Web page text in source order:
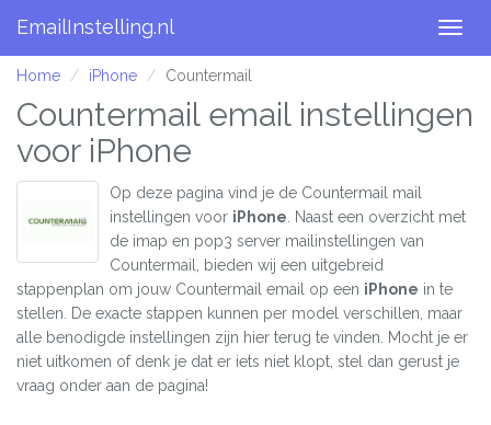
EmailInstelling.nl
Home iPhone Countermail
Countermail email instellingen
voor iPhone
Op deze pagina vind je de Countermail mail
instellingen voor iPhone . Naast een overzicht met
de imap en pop3 server mailinstellingen van
Countermail, bieden wij een uitgebreid
stappenplan om jouw Countermail email op een iPhone in te
stellen. De exacte stappen kunnen per model verschillen, maar
alle benodigde instellingen zijn hier terug te vinden. Mocht je er
niet uitkomen of denk je dat er iets niet klopt, stel dan gerust je
vraag onder aan de pagina!